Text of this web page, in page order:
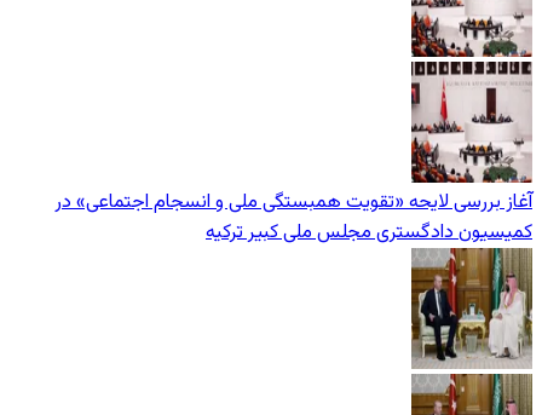
آغاز بررسی لایحه «تقویت همبستگی ملی و انسجام اجتماعی» در
کمیسیون دادگستری مجلس ملی کبیر ترکیه